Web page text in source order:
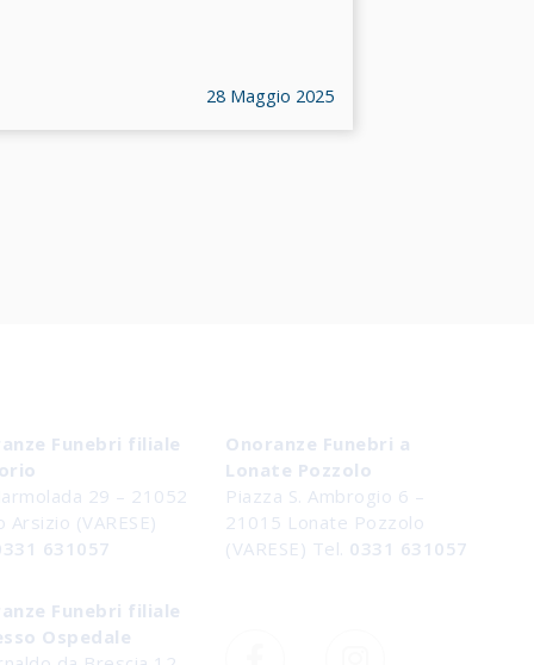
28 Maggio 2025
Funebri filiale
29 – 21052
Arsizio (VARESE)
631057
Funebri filiale
Ospedale
Onoranze Funebri a
Lonate Pozzolo
Piazza S. Ambrogio 6 –
21015 Lonate Pozzolo
(VARESE) Tel. 0331 631057